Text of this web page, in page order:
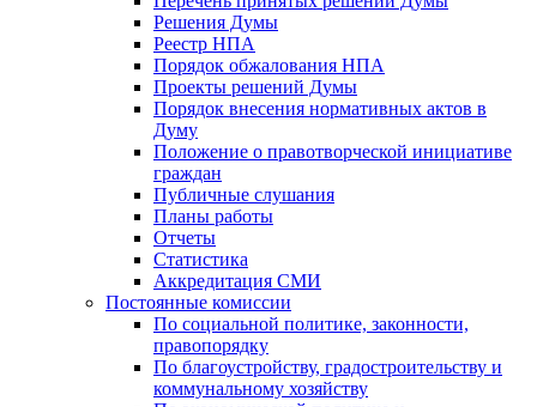
Решения Думы
Реестр НПА
Порядок обжалования НПА
Проекты решений Думы
Порядок внесения нормативных актов в
Думу
Положение о правотворческой инициативе
граждан
Публичные слушания
Планы работы
Отчеты
Статистика
Аккредитация СМИ
Постоянные комиссии
По социальной политике, законности,
правопорядку
По благоустройству, градостроительству и
коммунальному хозяйству